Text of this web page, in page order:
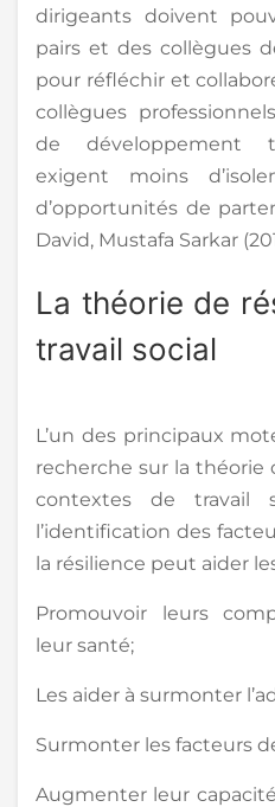
dirigeants doivent
pairs et des collègues
pour réfléchir et
collègues
de développement
exigent moins
d’opportunités de
David, Mustafa Sarkar
La théorie de
travail social
L’un des principaux
recherche sur la théorie
contextes de travail
l’identification des
la résilience peut aider
Promouvoir leurs
leur santé;
Les aider à surmonter
Surmonter les facteurs
Augmenter leur